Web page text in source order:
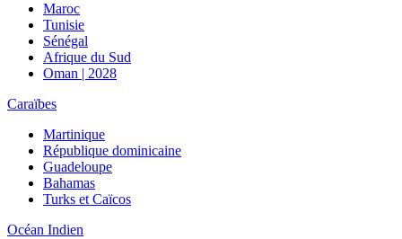
Maroc
Tunisie
Sénégal
Afrique du Sud
Oman | 2028
Caraïbes
Martinique
République dominicaine
Guadeloupe
Bahamas
Turks et Caïcos
Océan Indien